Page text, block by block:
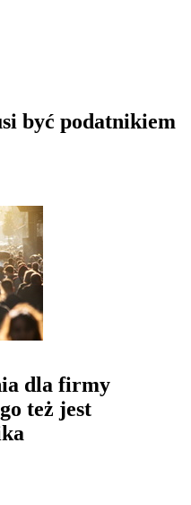
być podatnikiem
dla firmy
też jest